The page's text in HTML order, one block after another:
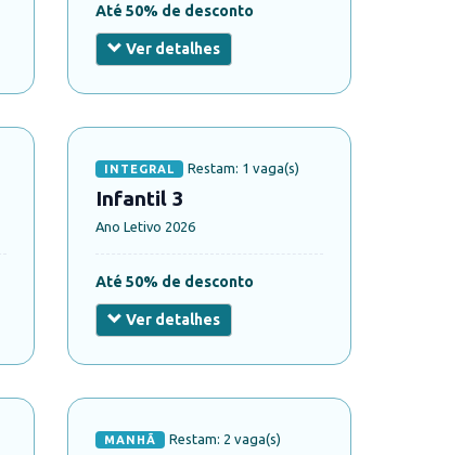
Até 50% de desconto
Ver detalhes
INTEGRAL Restam: 1 vaga(s)
Infantil 3
Ano Letivo 2026
Até 50% de desconto
Ver detalhes
MANHÃ Restam: 2 vaga(s)